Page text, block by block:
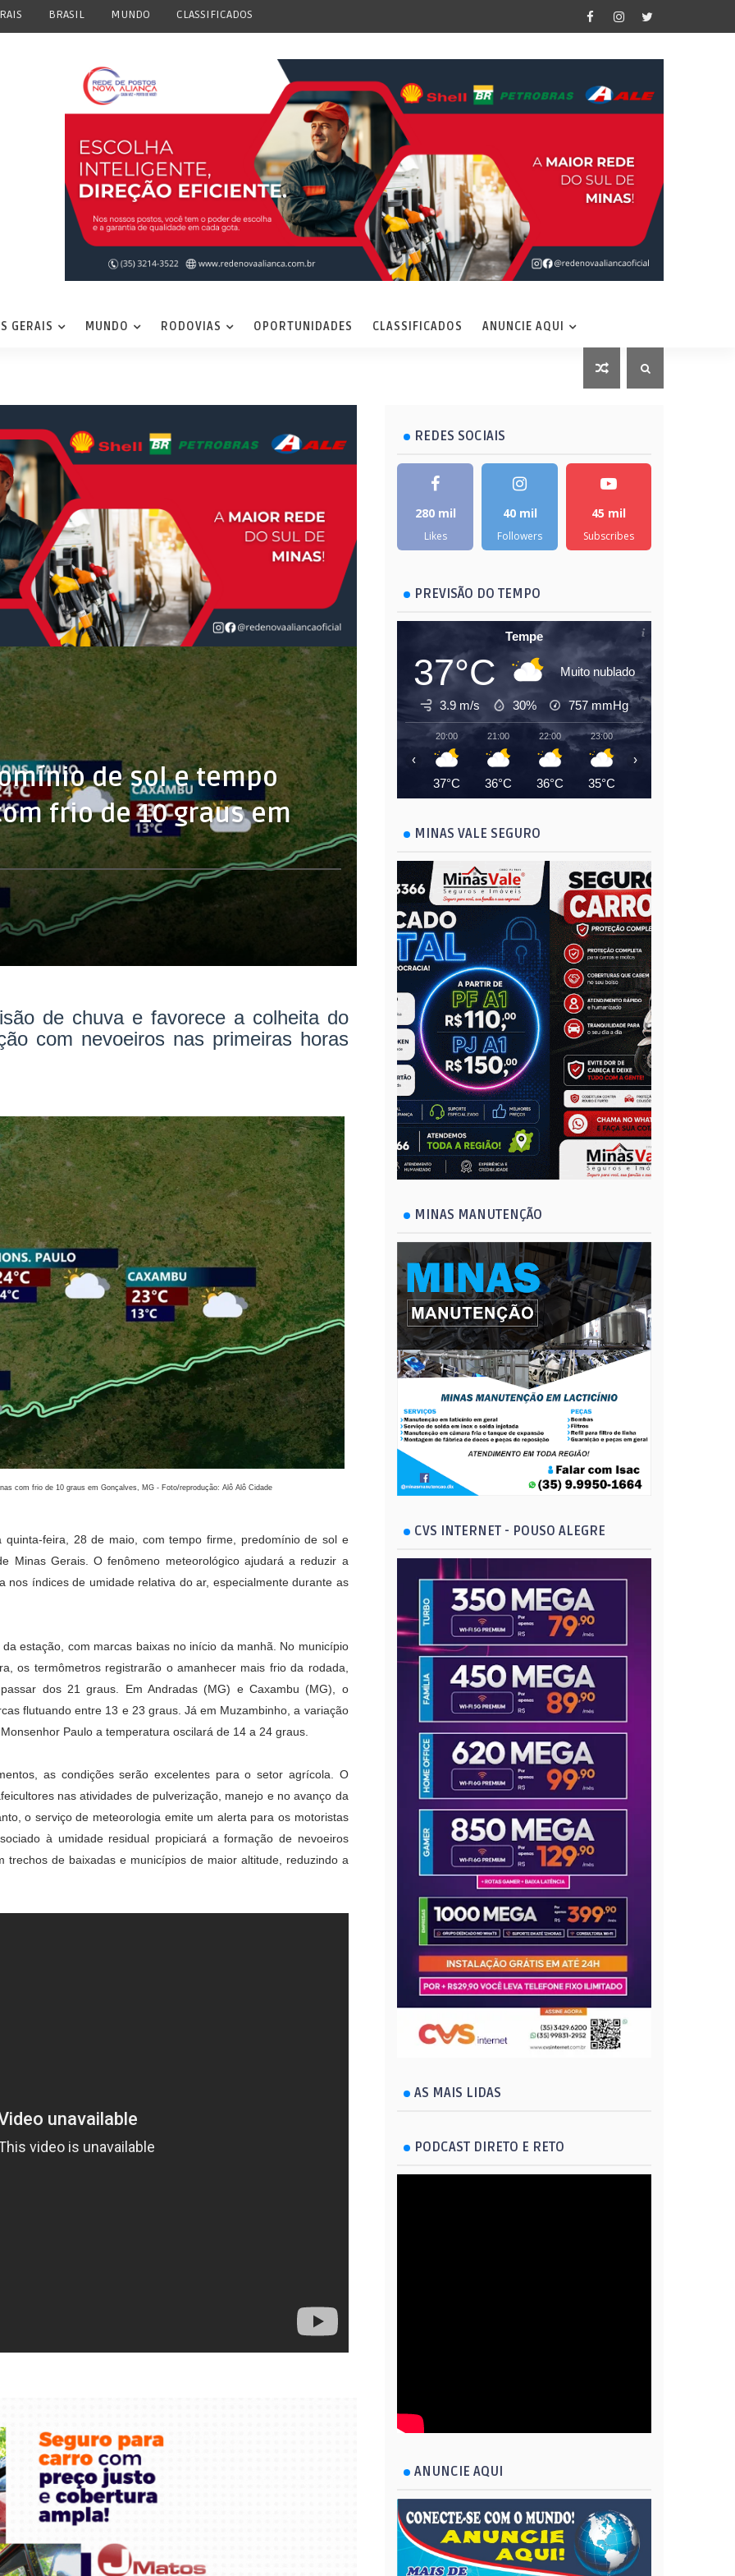
BRASIL MUNDO CLASSIFICADOS
GERAIS MUNDO RODOVIAS OPORTUNIDADES CLASSIFICADOS ANUNCIE AQUI
de sol e tempo
frio de 10 graus em
de chuva e favorece a colheita do
com nevoeiros nas primeiras horas
com frio de 10 graus em Gonçalves, MG - Foto/reprodução: Alô Alô Cidade
feira, 28 de maio, com tempo firme, predomínio de sol e
Minas Gerais. O fenômeno meteorológico ajudará a reduzir a
índices de umidade relativa do ar, especialmente durante as
estação, com marcas baixas no início da manhã. No município
os termômetros registrarão o amanhecer mais frio da rodada,
dos 21 graus. Em Andradas (MG) e Caxambu (MG), o
flutuando entre 13 e 23 graus. Já em Muzambinho, a variação
Paulo a temperatura oscilará de 14 a 24 graus.
as condições serão excelentes para o setor agrícola. O
nas atividades de pulverização, manejo e no avanço da
o serviço de meteorologia emite um alerta para os motoristas
à umidade residual propiciará a formação de nevoeiros
trechos de baixadas e municípios de maior altitude, reduzindo a
REDES SOCIAIS
280 mil
Likes
40 mil
Followers
45 mil
Subscribes
PREVISÃO DO TEMPO
Tempe
37°C Muito nublado
3.9 m/s 30% 757mmHg
20:00
37°C
21:00
36°C
22:00
36°C
23:00
35°C
00:00
‹ ›
MINAS VALE SEGURO
MINAS MANUTENÇÃO
CVS INTERNET - POUSO ALEGRE
AS MAIS LIDAS
PODCAST DIRETO E RETO
ANUNCIE AQUI